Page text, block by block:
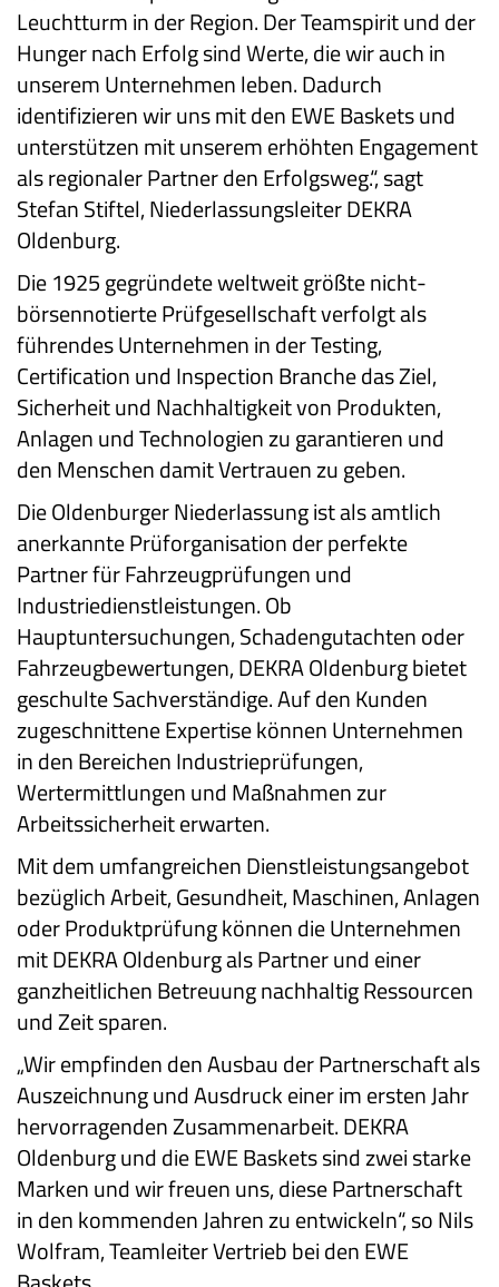
Leuchtturm in der Region. Der Teamspirit und der
Hunger nach Erfolg sind Werte, die wir auch in
unserem Unternehmen leben. Dadurch
identifizieren wir uns mit den EWE Baskets und
unterstützen mit unserem erhöhten Engagement
als regionaler Partner den Erfolgsweg.“, sagt
Stefan Stiftel, Niederlassungsleiter DEKRA
Oldenburg.
Die 1925 gegründete weltweit größte nicht-
börsennotierte Prüfgesellschaft verfolgt als
führendes Unternehmen in der Testing,
Certification und Inspection Branche das Ziel,
Sicherheit und Nachhaltigkeit von Produkten,
Anlagen und Technologien zu garantieren und
den Menschen damit Vertrauen zu geben.
Die Oldenburger Niederlassung ist als amtlich
anerkannte Prüforganisation der perfekte
Partner für Fahrzeugprüfungen und
Industriedienstleistungen. Ob
Hauptuntersuchungen, Schadengutachten oder
Fahrzeugbewertungen, DEKRA Oldenburg bietet
geschulte Sachverständige. Auf den Kunden
zugeschnittene Expertise können Unternehmen
in den Bereichen Industrieprüfungen,
Wertermittlungen und Maßnahmen zur
Arbeitssicherheit erwarten.
Mit dem umfangreichen Dienstleistungsangebot
bezüglich Arbeit, Gesundheit, Maschinen, Anlagen
oder Produktprüfung können die Unternehmen
mit DEKRA Oldenburg als Partner und einer
ganzheitlichen Betreuung nachhaltig Ressourcen
und Zeit sparen.
„Wir empfinden den Ausbau der Partnerschaft als
Auszeichnung und Ausdruck einer im ersten Jahr
hervorragenden Zusammenarbeit. DEKRA
Oldenburg und die EWE Baskets sind zwei starke
Marken und wir freuen uns, diese Partnerschaft
in den kommenden Jahren zu entwickeln“, so Nils
Wolfram, Teamleiter Vertrieb bei den EWE